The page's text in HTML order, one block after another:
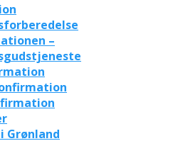
–
Grønland